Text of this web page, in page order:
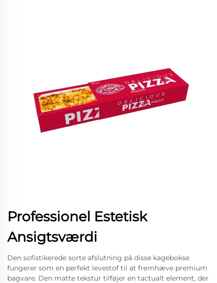
Professionel Estetisk
Ansigtsværdi
Den sofistikerede sorte afslutning på disse kagebokse
fungerer som en perfekt levestof til at fremhæve premium
bagvare. Den matte tekstur tilføjer en tactualt element, der